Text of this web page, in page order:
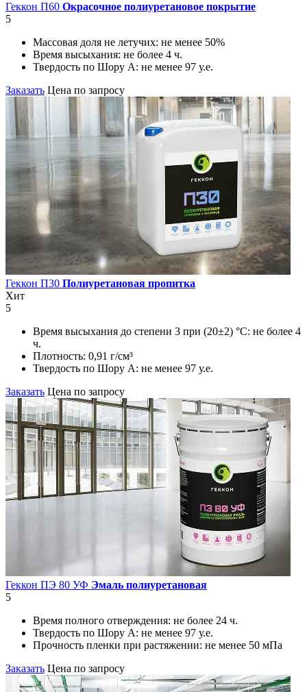
Геккон П60 Окрасочное полиуретановое покрытие
5
Массовая доля не летучих: не менее 50%
Время высыхания: не более 4 ч.
Твердость по Шору А: не менее 97 у.е.
Заказать Цена по запросу
Геккон П30 Полиуретановая пропитка
Хит
5
Время высыхания до степени 3 при (20±2) °С: не более 4
ч.
Плотность: 0,91 г/см³
Твердость по Шору А: не менее 97 у.е.
Заказать Цена по запросу
Геккон ПЭ 80 УФ Эмаль полиуретановая
5
Время полного отверждения: не более 24 ч.
Твердость по Шору А: не менее 97 у.е.
Прочность пленки при растяжении: не менее 50 мПа
Заказать Цена по запросу